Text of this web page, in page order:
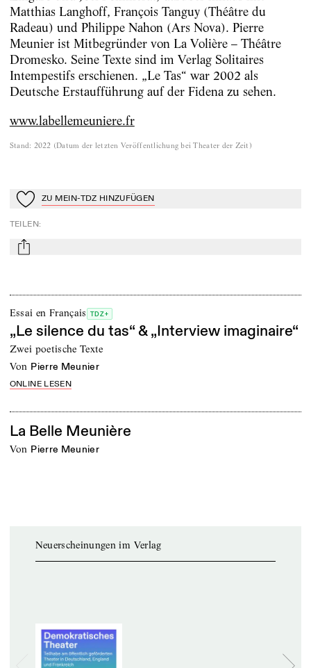
Matthias Langhoff, François Tanguy (Théâtre du
Radeau) und Philippe Nahon (Ars Nova). Pierre
Meunier ist Mitbegründer von La Volière – Théâtre
Dromesko. Seine Texte sind im Verlag Solitaires
Intempestifs erschienen. „Le Tas“ war 2002 als
Deutsche Erstaufführung auf der Fidena zu sehen.
www.labellemeuniere.fr
Stand: 2022 (Datum der letzten Veröffentlichung bei Theater der Zeit )
Zu Mein-TdZ hinzufügen
ZU MEIN-TDZ HINZUFÜGEN
TEILEN:
mail
Essai en Français TDZ+
„Le silence du tas“ & „Interview imaginaire“
Zwei poetische Texte
von Pierre Meunier
ONLINE LESEN
La Belle Meunière
von Pierre Meunier
Neuerscheinungen im Verlag